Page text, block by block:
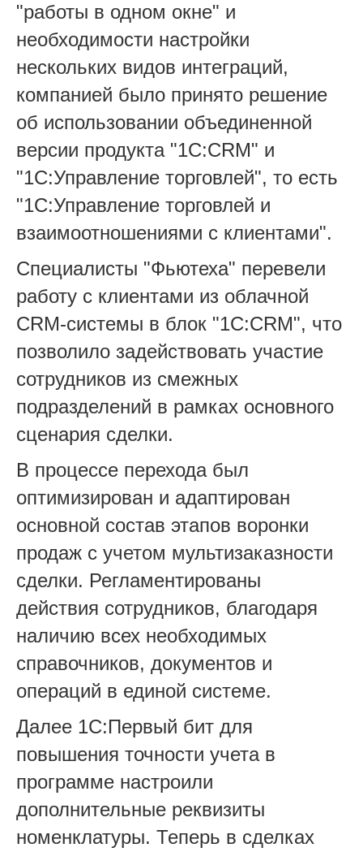
"работы в одном окне" и
необходимости настройки
нескольких видов интеграций,
компанией было принято решение
об использовании объединенной
версии продукта "1C:CRM" и
"1С:Управление торговлей", то есть
"1С:Управление торговлей и
взаимоотношениями с клиентами".
Специалисты "Фьютеха" перевели
работу с клиентами из облачной
CRM-системы в блок "1C:CRM", что
позволило задействовать участие
сотрудников из смежных
подразделений в рамках основного
сценария сделки.
В процессе перехода был
оптимизирован и адаптирован
основной состав этапов воронки
продаж с учетом мультизаказности
сделки. Регламентированы
действия сотрудников, благодаря
наличию всех необходимых
справочников, документов и
операций в единой системе.
Далее 1С:Первый бит для
повышения точности учета в
программе настроили
дополнительные реквизиты
номенклатуры. Теперь в сделках